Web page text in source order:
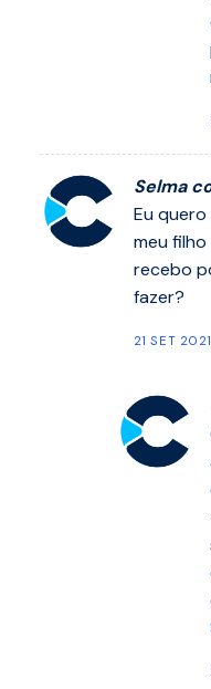
Selma
Eu
meu
recebo
fazer?
21 SET